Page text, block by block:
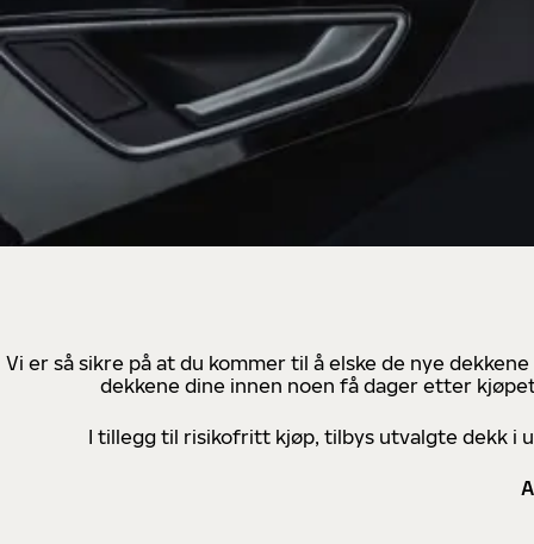
Vi er så sikre på at du kommer til å elske de nye
dekkene dine innen noen få dager etter
I tillegg til risikofritt kjøp, tilbys utvalgte dekk i